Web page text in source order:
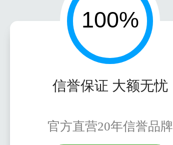
信誉保证 大额无忧
官方直营20年信誉品牌